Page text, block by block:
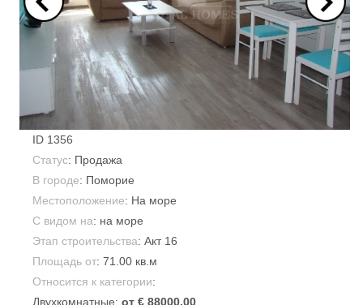
ID 1356
Статус: Продажа
В городе: Поморие
Местоположение: На море
С видом на: на море
Этап строительства: Акт 16
Площадь от: 71.00 кв.м
Относится к категории:
Двухкомнатные: от € 88000.00